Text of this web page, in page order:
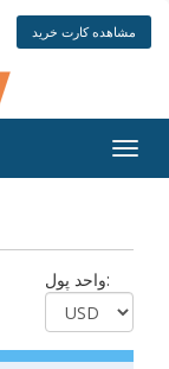
مشاهده کارت خرید
واحد پول: